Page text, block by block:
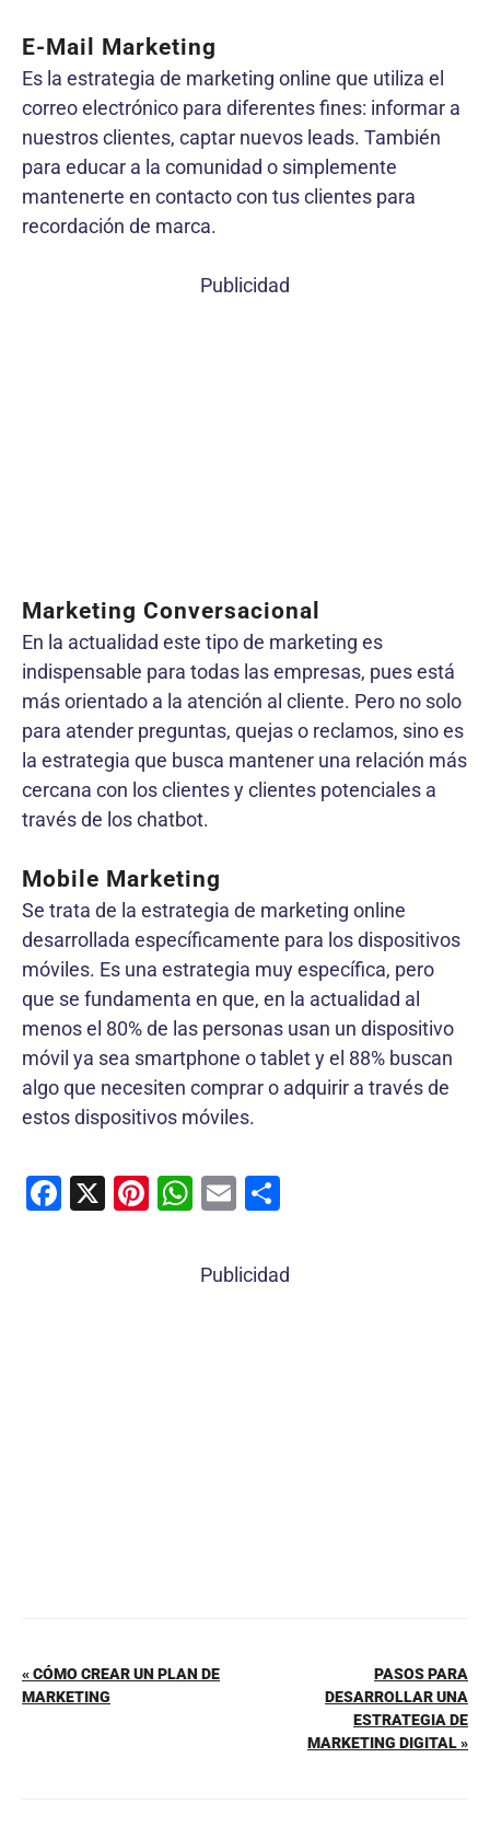
E-Mail Marketing
Es la estrategia de marketing online que utiliza el
correo electrónico para diferentes fines: informar a
nuestros clientes, captar nuevos leads. También
para educar a la comunidad o simplemente
mantenerte en contacto con tus clientes para
recordación de marca.
Publicidad
Marketing Conversacional
En la actualidad este tipo de marketing es
indispensable para todas las empresas, pues está
más orientado a la atención al cliente. Pero no solo
para atender preguntas, quejas o reclamos, sino es
la estrategia que busca mantener una relación más
cercana con los clientes y clientes potenciales a
través de los chatbot.
Mobile Marketing
Se trata de la estrategia de marketing online
desarrollada específicamente para los dispositivos
móviles. Es una estrategia muy específica, pero
que se fundamenta en que, en la actualidad al
menos el 80% de las personas usan un dispositivo
móvil ya sea smartphone o tablet y el 88% buscan
algo que necesiten comprar o adquirir a través de
estos dispositivos móviles.
F
X
Pi W
at
E
ai m
Publicidad
« CÓMO CREAR UN PLAN DE
MARKETING
PASOS PARA
DESARROLLAR UNA
ESTRATEGIA DE
MARKETING DIGITAL »